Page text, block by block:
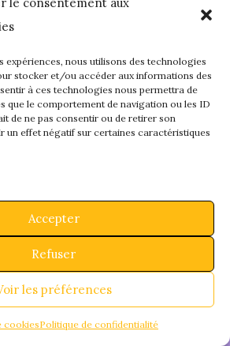
expériences, nous utilisons des technologies
stocker et/ou accéder aux informations des
à ces technologies nous permettra de
que le comportement de navigation ou les ID
de ne pas consentir ou de retirer son
un effet négatif sur certaines caractéristiques
Accepter
Refuser
les préférences
cookiesPolitique de confidentialité
chose de
–
bientôt !